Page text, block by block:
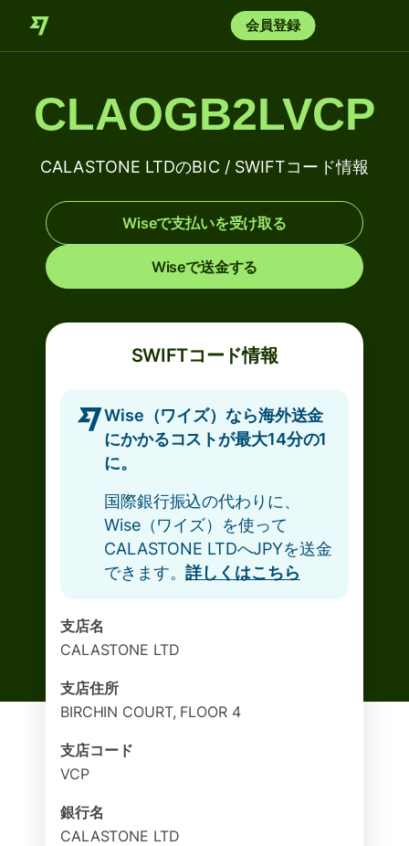
会員登録
CLAOGB2LVCP
CALASTONE LTDのBIC / SWIFTコード情報
Wiseで支払いを受け取る
Wiseで送金する
SWIFTコード情報
Wise（ワイズ）なら海外送金
にかかるコストが最大14分の1
に。
国際銀行振込の代わりに、
Wise（ワイズ）を使って
CALASTONE LTDへJPYを送金
できます。詳しくはこちら
支店名
CALASTONE LTD
支店住所
BIRCHIN COURT, FLOOR 4
支店コード
VCP
銀行名
CALASTONE LTD